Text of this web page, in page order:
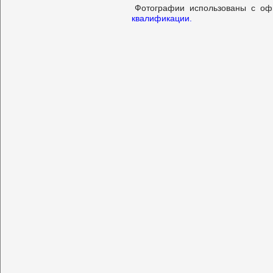
Фотографии использованы с
квалификации.